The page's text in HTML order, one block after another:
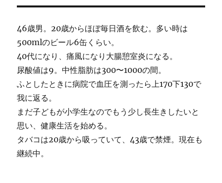
46歳男。20歳からほぼ毎日酒を飲む。多い時は
500mlのビール6缶くらい。
40代になり、痛風になり大腸憩室炎になる。
尿酸値は9。中性脂肪は300〜1000の間。
ふとしたときに病院で血圧を測ったら上170下130で
我に返る。
まだ子どもが小学生なのでもう少し長生きしたいと
思い、健康生活を始める。
タバコは20歳から吸っていて、43歳で禁煙。現在も
継続中。